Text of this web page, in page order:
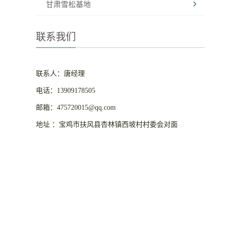
甘肃雪松基地
联系我们
联系人：唐经理
电话：13909178505
邮箱：475720015@qq.com
地址 ：宝鸡市扶风县杏林镇西坡村村委会对面